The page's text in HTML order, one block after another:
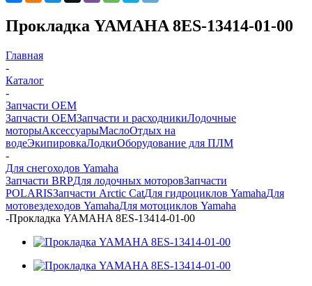
Прокладка YAMAHA 8ES-13414-01-00
Главная
-
Каталог
-
Запчасти OEM
Запчасти OEMЗапчасти и расходникиЛодочные
моторыАксессуарыМаслоОтдых на
водеЭкипировкаЛодкиОборудование для ПЛМ
-
Для снегоходов Yamaha
Запчасти BRPДля лодочных моторовЗапчасти
POLARISЗапчасти Arctic CatДля гидроциклов YamahaДля
мотовездеходов YamahaДля мотоциклов Yamaha
-Прокладка YAMAHA 8ES-13414-01-00